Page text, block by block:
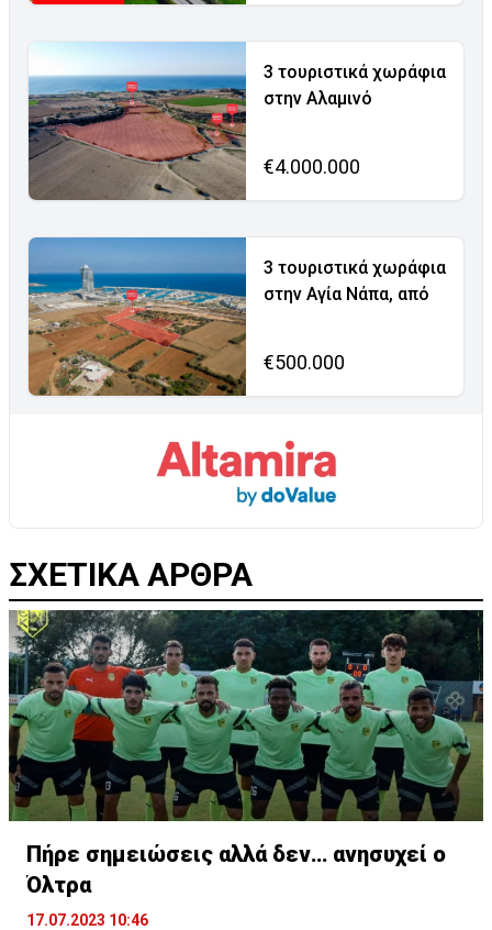
3 τουριστικά χωράφια
στην Αλαμινό
€4.000.000
3 τουριστικά χωράφια
στην Αγία Νάπα, από
€500.000
ΣΧΕΤΙΚΑ ΑΡΘΡΑ
Πήρε σημειώσεις αλλά δεν… ανησυχεί ο
Όλτρα
17.07.2023 10:46